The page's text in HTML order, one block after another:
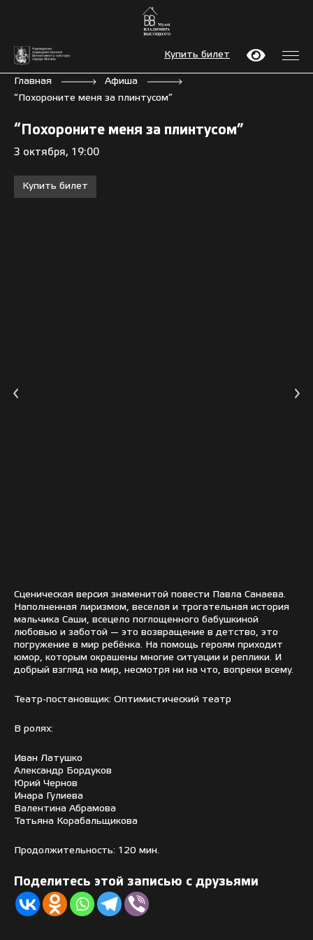
Купить билет
Главная
Афиша
“Похороните меня за плинтусом”
“Похороните меня за плинтусом”
3 октября, 19:00
Купить билет
Сценическая версия знаменитой повести Павла Санаева.
Наполненная лиризмом, веселая и трогательная история
мальчика Саши, всецело поглощенного бабушкиной
любовью и заботой — это возвращение в детство, это
погружение в мир ребёнка. На помощь героям приходит
юмор, которым окрашены многие ситуации и реплики. И
добрый взгляд на мир, несмотря ни на что, вопреки всему.
Театр-постановщик: Оптимистический театр
В ролях:
Иван Латушко
Александр Бордуков
Юрий Чернов
Инара Гулиева
Валентина Абрамова
Татьяна Корабальщикова
Продолжительность: 120 мин.
Поделитесь этой записью с друзьями